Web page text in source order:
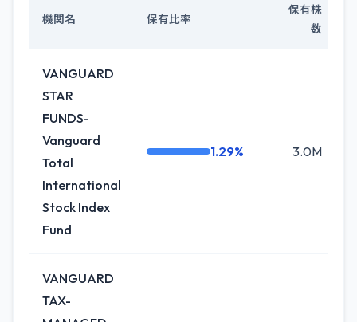
機関名 保有比率
保有株
数
VANGUARD
STAR
FUNDS-
Vanguard
Total
International
Stock Index
Fund
1.29% 3.0M
VANGUARD
TAX-